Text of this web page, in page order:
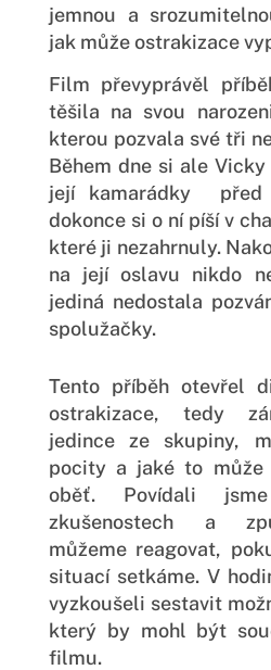
jemnou a
jak může ostrakizace
Film převyprávěl
těšila na svou
kterou pozvala své tři
Během dne si ale
její kamarádky
dokonce si o ní píší v
které ji nezahrnuly.
na její oslavu nikdo
jediná nedostala
spolužačky.
Tento příběh otevřel
ostrakizace, tedy
jedince ze skupiny,
pocity a jaké to
oběť. Povídali
zkušenostech a
můžeme reagovat,
situací setkáme. V
vyzkoušeli sestavit
který by mohl být
filmu.